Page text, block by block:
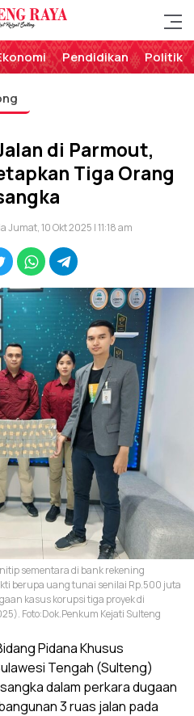
RayaSulteng
Pendidikan Politik
di Parmout,
Tiga Orang
Jumat, 10 Okt 2025 | 11:18 am
sementara di bank rekening
berupa uang tunai senilai Rp.500 juta
kasus korupsi tiga proyek di
Foto:Dok.Penkum Kejati Sulteng
Pidana Khusus
Tengah (Sulteng)
dalam perkara dugaan
3 ruas jalan pada